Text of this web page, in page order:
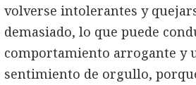
volverse intolerantes y
demasiado, lo que puede
comportamiento arrogante y
sentimiento de orgullo,